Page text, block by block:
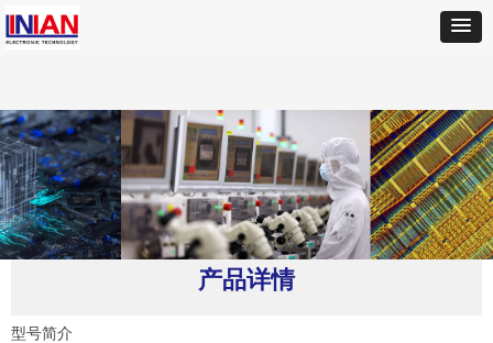
首页 ꄲ IPP ꄲ IPP-RB403-200-0100 射频 反馈 电阻器
型号简介
产品详情